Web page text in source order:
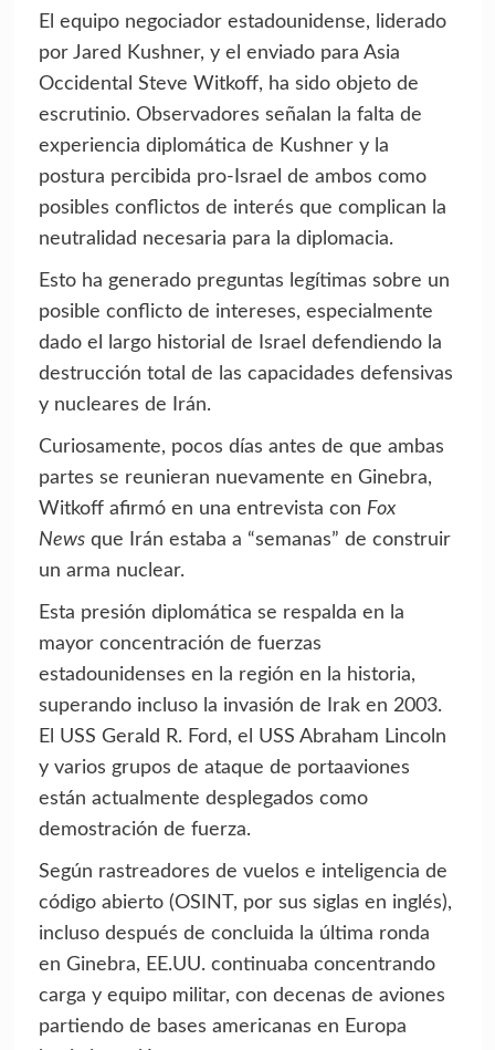
El equipo negociador estadounidense, liderado
por Jared Kushner, y el enviado para Asia
Occidental Steve Witkoff, ha sido objeto de
escrutinio. Observadores señalan la falta de
experiencia diplomática de Kushner y la
postura percibida pro-Israel de ambos como
posibles conflictos de interés que complican la
neutralidad necesaria para la diplomacia.
Esto ha generado preguntas legítimas sobre un
posible conflicto de intereses, especialmente
dado el largo historial de Israel defendiendo la
destrucción total de las capacidades defensivas
y nucleares de Irán.
Curiosamente, pocos días antes de que ambas
partes se reunieran nuevamente en Ginebra,
Witkoff afirmó en una entrevista con Fox
News que Irán estaba a “semanas” de construir
un arma nuclear.
Esta presión diplomática se respalda en la
mayor concentración de fuerzas
estadounidenses en la región en la historia,
superando incluso la invasión de Irak en 2003.
El USS Gerald R. Ford, el USS Abraham Lincoln
y varios grupos de ataque de portaaviones
están actualmente desplegados como
demostración de fuerza.
Según rastreadores de vuelos e inteligencia de
código abierto (OSINT, por sus siglas en inglés),
incluso después de concluida la última ronda
en Ginebra, EE.UU. continuaba concentrando
carga y equipo militar, con decenas de aviones
partiendo de bases americanas en Europa